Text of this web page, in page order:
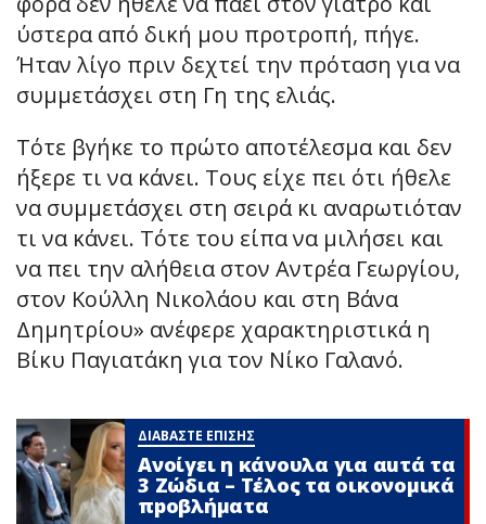
ύστερα από δική μου προτροπή, πήγε.
Ήταν λίγο πριν δεχτεί την πρόταση για να
συμμετάσχει στη Γη της ελιάς.
Τότε βγήκε το πρώτο αποτέλεσμα και δεν
ήξερε τι να κάνει. Τους είχε πει ότι ήθελε
να συμμετάσχει στη σειρά κι αναρωτιόταν
τι να κάνει. Τότε του είπα να μιλήσει και
να πει την αλήθεια στον Αντρέα Γεωργίου,
στον Κούλλη Νικολάου και στη Βάνα
Δημητρίου» ανέφερε χαρακτηριστικά η
Βίκυ Παγιατάκη για τον Νίκο Γαλανό.
ΔΙΑΒΑΣΤΕ ΕΠΙΣΗΣ
Ανοίγει η κάνουλα για αuτά τα
3 Zώδια – Τέλος τα οικονομικά
πpοβλήματα